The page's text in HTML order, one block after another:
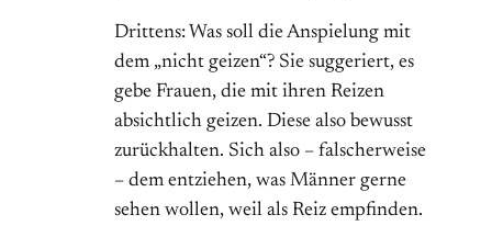
Drittens: Was soll die Anspielung mit
dem „nicht geizen“? Sie suggeriert, es
gebe Frauen, die mit ihren Reizen
absichtlich geizen. Diese also bewusst
zurückhalten. Sich also – falscherweise
– dem entziehen, was Männer gerne
sehen wollen, weil als Reiz empfinden.